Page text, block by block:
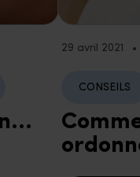
29 avril 2021 •
CONSEILS